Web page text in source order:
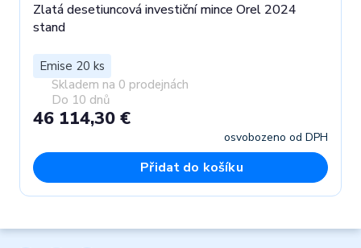
Zlatá desetiuncová investiční mince Orel 2024
stand
Emise 20 ks
Skladem na 0 prodejnách
Do 10 dnů
46 114,30 €
osvobozeno od DPH
Přidat do košíku